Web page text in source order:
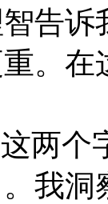
告
。
两
我洞